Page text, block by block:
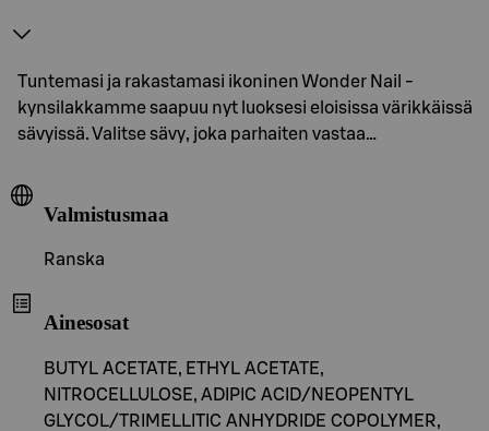
Tuntemasi ja rakastamasi ikoninen Wonder Nail -
kynsilakkamme saapuu nyt luoksesi eloisissa värikkäissä
sävyissä. Valitse sävy, joka parhaiten vastaa…
Valmistusmaa
Ranska
Ainesosat
BUTYL ACETATE, ETHYL ACETATE,
NITROCELLULOSE, ADIPIC ACID/NEOPENTYL
GLYCOL/TRIMELLITIC ANHYDRIDE COPOLYMER,